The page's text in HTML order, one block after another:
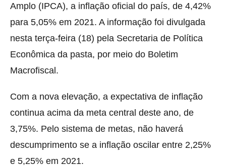
Amplo (IPCA), a inflação oficial do país, de 4,42%
para 5,05% em 2021. A informação foi divulgada
nesta terça-feira (18) pela Secretaria de Política
Econômica da pasta, por meio do Boletim
Macrofiscal.
Com a nova elevação, a expectativa de inflação
continua acima da meta central deste ano, de
3,75%. Pelo sistema de metas, não haverá
descumprimento se a inflação oscilar entre 2,25%
e 5,25% em 2021.